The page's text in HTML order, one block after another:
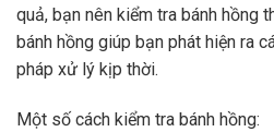
quả, bạn nên kiểm tra bánh hồng
bánh hồng giúp bạn phát hiện ra
pháp xử lý kịp thời.
Một số cách kiểm tra bánh hồng: